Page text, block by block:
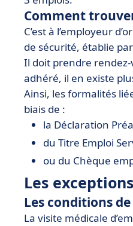
Comment
C’est à l’employeur
de sécurité, établie par
Il doit prendre rendez-
adhéré, il en existe
Ainsi, les formalités
biais de :
la Déclaration
du Titre Emploi
ou du Chèque
Les
Les conditions
La visite médicale